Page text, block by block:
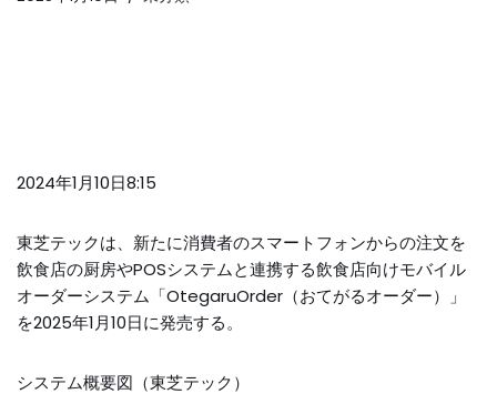
2024年1月10日8:15
東芝テックは、新たに消費者のスマートフォンからの注文を
飲食店の厨房やPOSシステムと連携する飲食店向けモバイル
オーダーシステム「OtegaruOrder（おてがるオーダー）」
を2025年1月10日に発売する。
システム概要図（東芝テック）